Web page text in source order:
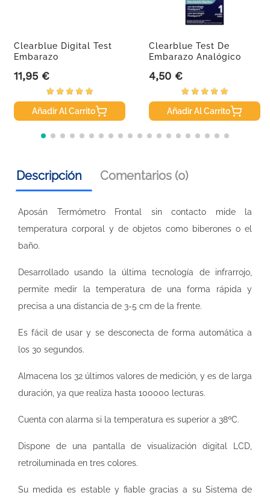
Clearblue Digital Test
Embarazo
Precio
11,95 €
Añadir Al Carrito
Clearblue Test De
Embarazo Analógico
Precio
4,50 €
Añadir Al Carrito
Descripción Comentarios (0)
Aposán Termómetro Frontal sin contacto mide la
temperatura corporal y de objetos como biberones o el
baño.
Desarrollado usando la última tecnología de infrarrojo,
permite medir la temperatura de una forma rápida y
precisa a una distancia de 3-5 cm de la frente.
Es fácil de usar y se desconecta de forma automática a
los 30 segundos.
Almacena los 32 últimos valores de medición, y es de larga
duración, ya que realiza hasta 100000 lecturas.
Cuenta con alarma si la temperatura es superior a 38ºC.
Dispone de una pantalla de visualización digital LCD,
retroiluminada en tres colores.
Su medida es estable y fiable gracias a su Sistema de